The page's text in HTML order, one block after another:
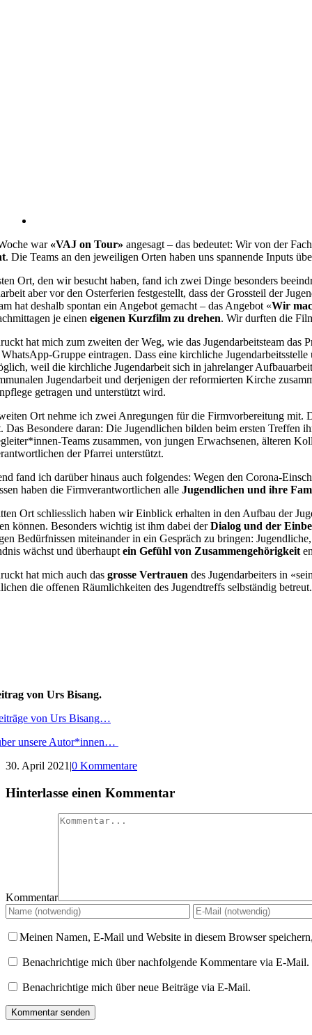
war «VAJ on Tour» angesagt – das bedeutet: Wir von der
. Die Teams an den jeweiligen Orten haben uns spannende Inputs
Ort, den wir besucht haben, fand ich zwei Dinge besonders
aber vor den Osterferien festgestellt, dass der Grossteil der
hat deshalb spontan ein Angebot gemacht – das Angebot «Wir
je einen eigenen Kurzfilm zu drehen. Wir durften die
hat mich zum zweiten der Weg, wie das Jugendarbeitsteam das
Gruppe eintragen. Dass eine kirchliche
weil die kirchliche Jugendarbeit sich in jahrelanger
Jugendarbeit und derjenigen der reformierten Kirche
getragen und unterstützt wird.
Ort nehme ich zwei Anregungen für die Firmvorbereitung
Das Besondere daran: Die Jugendlichen bilden beim ersten Treffen
Teams zusammen, von jungen Erwachsenen, älteren
der Pfarrei unterstützt.
fand ich darüber hinaus auch folgendes: Wegen den Corona-
haben die Firmverantwortlichen alle Jugendlichen und ihre
Ort schliesslich haben wir Einblick erhalten in den Aufbau der
können. Besonders wichtig ist ihm dabei derDialog und der
Bedürfnissen miteinander in ein Gespräch zu bringen:
wächst und überhaupt ein Gefühl von Zusammengehörigkeit
hat mich auch das grosse Vertrauen des Jugendarbeiters in
die offenen Räumlichkeiten des Jugendtreffs selbständig
von Urs Bisang.
von Urs Bisang…
unsere Autor*innen…
30. April 2021 |0 Kommentare
Hinterlasse einen Kommentar
Kommentar
Meinen Namen, E-Mail und Website in diesem Browser
Benachrichtige mich über nachfolgende Kommentare via E-Mail.
Benachrichtige mich über neue Beiträge via E-Mail.